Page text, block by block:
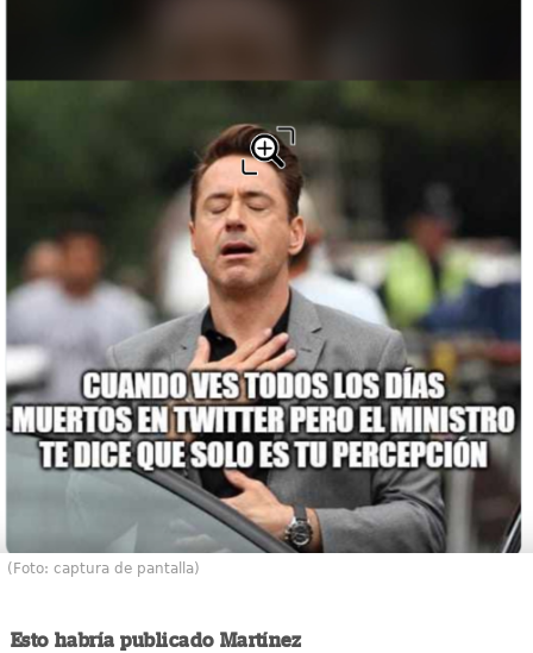
(Foto: captura de pantalla)
Esto habría publicado Martínez